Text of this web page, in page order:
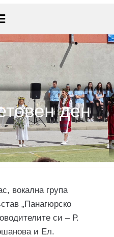
ден
вокална група
„Панагюрско
си – Р.
и Ел.